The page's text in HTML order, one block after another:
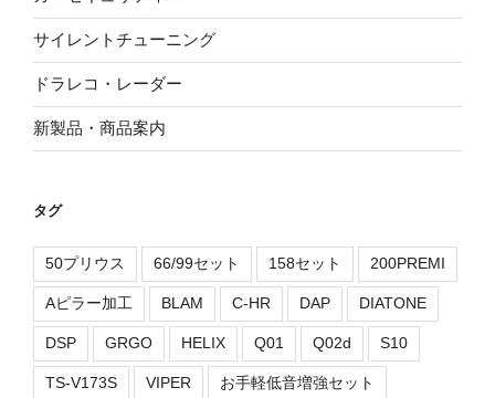
サイレントチューニング
ドラレコ・レーダー
新製品・商品案内
タグ
50プリウス 66/99セット 158セット 200PREMI
Aピラー加工 BLAM C-HR DAP DIATONE
DSP GRGO HELIX Q01 Q02d S10
TS-V173S VIPER お手軽低音増強セット